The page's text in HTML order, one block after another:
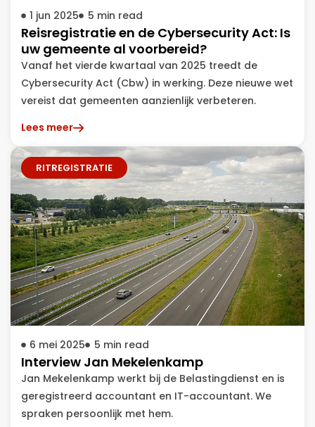
1 jun 2025 5 min read
Reisregistratie en de Cybersecurity Act: Is
uw gemeente al voorbereid?
Vanaf het vierde kwartaal van 2025 treedt de
Cybersecurity Act (Cbw) in werking. Deze nieuwe wet
vereist dat gemeenten aanzienlijk verbeteren.
Lees meer
RITREGISTRATIE
6 mei 2025 5 min read
Interview Jan Mekelenkamp
Jan Mekelenkamp werkt bij de Belastingdienst en is
geregistreerd accountant en IT-accountant. We
spraken persoonlijk met hem.